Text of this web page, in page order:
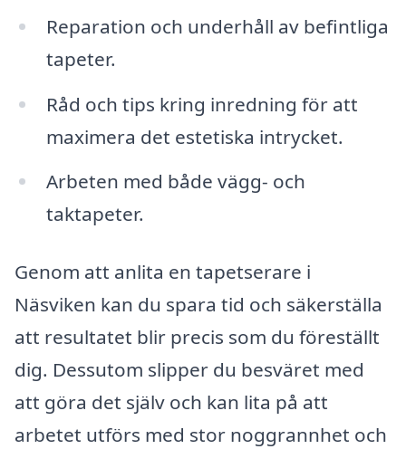
Reparation och underhåll av befintliga
tapeter.
Råd och tips kring inredning för att
maximera det estetiska intrycket.
Arbeten med både vägg- och
taktapeter.
Genom att anlita en tapetserare i
Näsviken kan du spara tid och säkerställa
att resultatet blir precis som du föreställt
dig. Dessutom slipper du besväret med
att göra det själv och kan lita på att
arbetet utförs med stor noggrannhet och